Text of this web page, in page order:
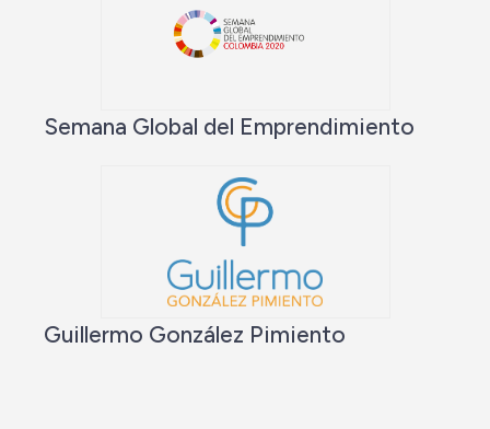
Semana Global del Emprendimiento
Guillermo González Pimiento